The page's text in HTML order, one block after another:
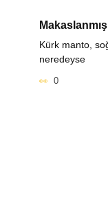
Kürk manto,
neredeyse
0